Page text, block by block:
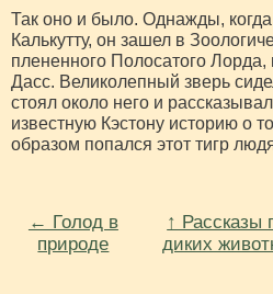
Так оно и было. Однажды,
Калькутту, он зашел в
плененного Полосатого
Дасс. Великолепный зверь
стоял около него и
известную Кэстону историю о
образом попался этот тигр
← Голод в
природе
↑ Рассказы
диких